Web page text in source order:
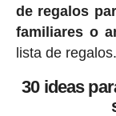
de regalos
familiares o
lista de regalos.
30 ideas